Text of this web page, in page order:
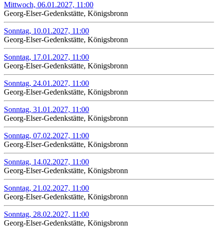
Mittwoch, 06.01.2027, 11:00
Georg-Elser-Gedenkstätte, Königsbronn
Sonntag, 10.01.2027, 11:00
Georg-Elser-Gedenkstätte, Königsbronn
Sonntag, 17.01.2027, 11:00
Georg-Elser-Gedenkstätte, Königsbronn
Sonntag, 24.01.2027, 11:00
Georg-Elser-Gedenkstätte, Königsbronn
Sonntag, 31.01.2027, 11:00
Georg-Elser-Gedenkstätte, Königsbronn
Sonntag, 07.02.2027, 11:00
Georg-Elser-Gedenkstätte, Königsbronn
Sonntag, 14.02.2027, 11:00
Georg-Elser-Gedenkstätte, Königsbronn
Sonntag, 21.02.2027, 11:00
Georg-Elser-Gedenkstätte, Königsbronn
Sonntag, 28.02.2027, 11:00
Georg-Elser-Gedenkstätte, Königsbronn